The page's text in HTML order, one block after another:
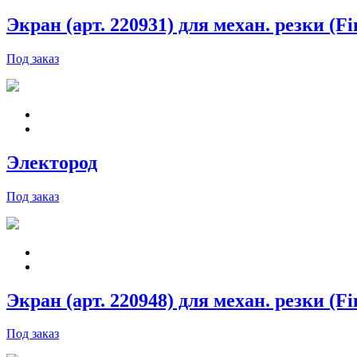
Экран (арт. 220931) для механ. резки
Под заказ
Электород
Под заказ
Экран (арт. 220948) для механ. резки
Под заказ